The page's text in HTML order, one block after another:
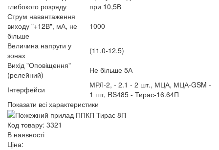
глибокого розряду
при 10,5В
Струм навантаження
виходу "+12В", мА, не
більше
1000
Величина напруги у
зонах
(11.0-12.5)
Вихід "Оповіщення"
(релейний)
Не більше 5А
Інтерфейси
МРЛ-2, - 2.1 - 2 шт., МЦА, МЦА-GSM -
1 шт, RS485 - Тирас-16.64П
Показати всі характеристики
Код товару: 3321
В наявності
Ціна: